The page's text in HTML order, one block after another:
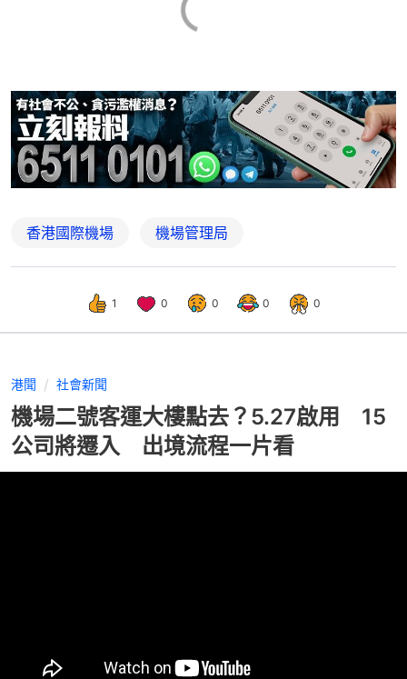
香港國際機場 機場管理局
1 0 0 0 0
港聞 社會新聞
機場二號客運大樓點去？5.27啟用 15
公司將遷入 出境流程一片看